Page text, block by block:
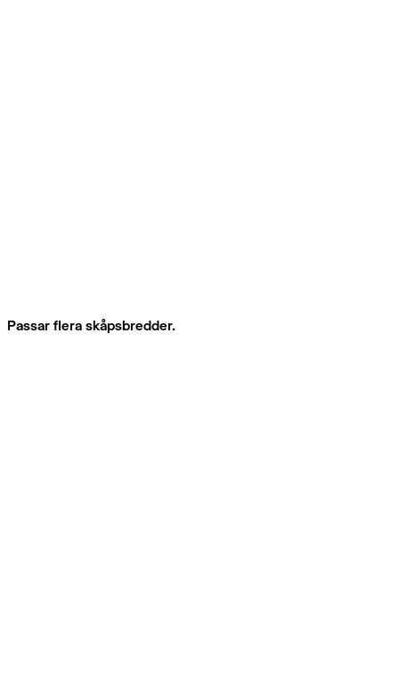
Passar flera skåpsbredder.